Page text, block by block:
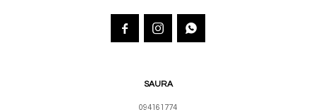
SAURA
094161774
  